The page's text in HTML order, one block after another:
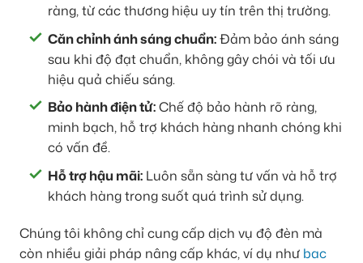
ràng, từ các thương hiệu uy tín trên thị trường.
Căn chỉnh ánh sáng chuẩn:Đảm bảo ánh sáng
sau khi độ đạt chuẩn, không gây chói và tối ưu
hiệu quả chiếu sáng.
Bảo hành điện tử:Chế độ bảo hành rõ ràng,
minh bạch, hỗ trợ khách hàng nhanh chóng khi
có vấn đề.
Hỗ trợ hậu mãi: Luôn sẵn sàng tư vấn và hỗ trợ
khách hàng trong suốt quá trình sử dụng.
Chúng tôi không chỉ cung cấp dịch vụ độ đèn mà
còn nhiều giải pháp nâng cấp khác, ví dụ như bac